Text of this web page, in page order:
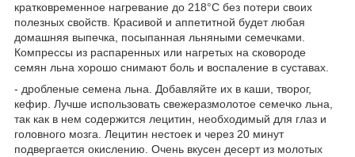
кратковременное нагревание до 218°С без потери своих
полезных свойств. Красивой и аппетитной будет любая
домашняя выпечка, посыпанная льняными семечками.
Компрессы из распаренных или нагретых на сковороде
семян льна хорошо снимают боль и воспаление в суставах.
- дробленые семена льна. Добавляйте их в каши, творог,
кефир. Лучше использовать свежеразмолотое семечко льна,
так как в нем содержится лецитин, необходимый для глаз и
головного мозга. Лецитин нестоек и через 20 минут
подвергается окислению. Очень вкусен десерт из молотых